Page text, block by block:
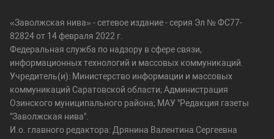
«Заволжская нива» - сетевое издание - серия Эл № ФС77-
82824 от 14 февраля 2022 г.
Федеральная служба по надзору в сфере связи,
информационных технологий и массовых коммуникаций.
Учредитель(и): Министерство информации и массовых
коммуникаций Саратовской области; Администрация
Озинского муниципального района; МАУ "Редакция газеты
"Заволжская нива".
И.о. главного редактора: Дрянина Валентина Сергеевна